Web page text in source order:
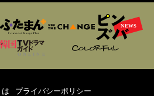
プライバシーポリシー